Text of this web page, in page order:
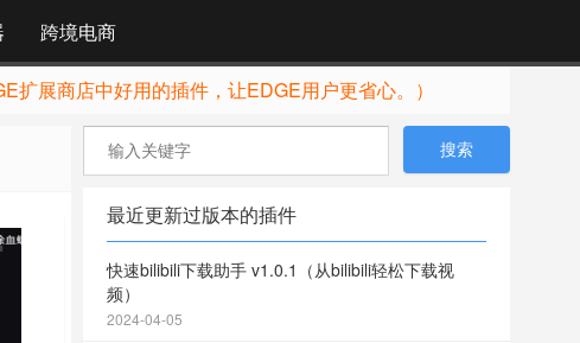
跨境电商
扩展商店中好用的插件，让EDGE用户更省心。）
最近更新过版本的插件
快速bilibili下载助手 v1.0.1（从bilibili轻松下载视
频）
2024-04-05